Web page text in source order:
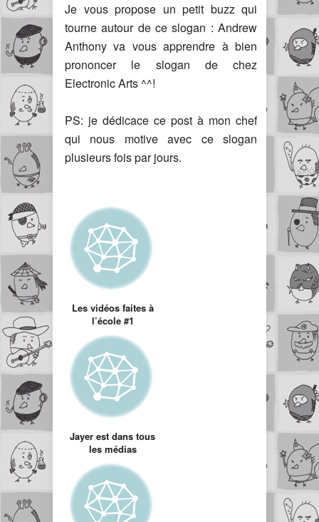
Je vous propose un petit buzz qui
tourne autour de ce slogan : Andrew
Anthony va vous apprendre à bien
prononcer le slogan de chez
Electronic Arts ^^!
PS: je dédicace ce post à mon chef
qui nous motive avec ce slogan
plusieurs fois par jours.
Les vidéos faites à
l’école #1
Jayer est dans tous
les médias